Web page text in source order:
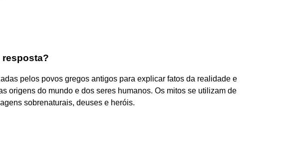
resposta?
pelos povos gregos antigos para explicar fatos da realidade e
origens do mundo e dos seres humanos. Os mitos se utilizam de
sobrenaturais, deuses e heróis.